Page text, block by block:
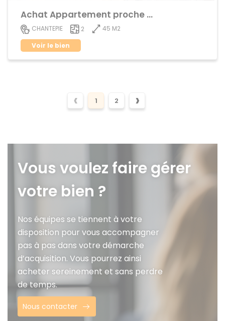
Achat Appartement proche centre ville
CHANTEPIE 2
45 M2
Voir le bien
‹ 1 2 ›
Vous voulez faire gérer
votre bien ?
Nos équipes se tiennent à votre
disposition pour vous accompagner
pas à pas dans votre démarche
d’acquisition. Vous pourrez ainsi
acheter sereinement et sans perdre
de temps.
Nous contacter